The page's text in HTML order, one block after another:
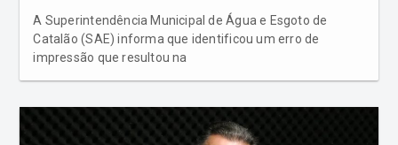
A Superintendência Municipal de Água e Esgoto de
Catalão (SAE) informa que identificou um erro de
impressão que resultou na